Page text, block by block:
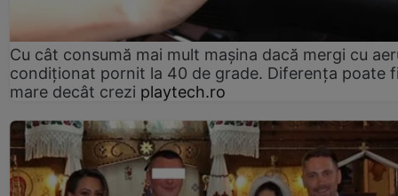
Cu cât consumă mai mult mașina dacă mergi cu
condiționat pornit la 40 de grade. Diferența poate
mare decât crezi playtech.ro